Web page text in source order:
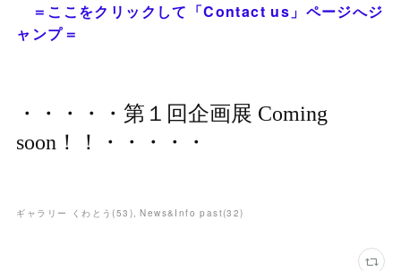
＝ここをクリックして「Contact us」ページへジ
ャンプ＝
ギャラリー くわとう(53 ) News&Info past(32)